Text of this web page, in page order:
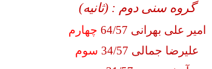
گروه سنی دوم : (ثانیه)
امیر علی بهرانی 64/57
چهارم
علیرضا جمالی 34/57
سوم